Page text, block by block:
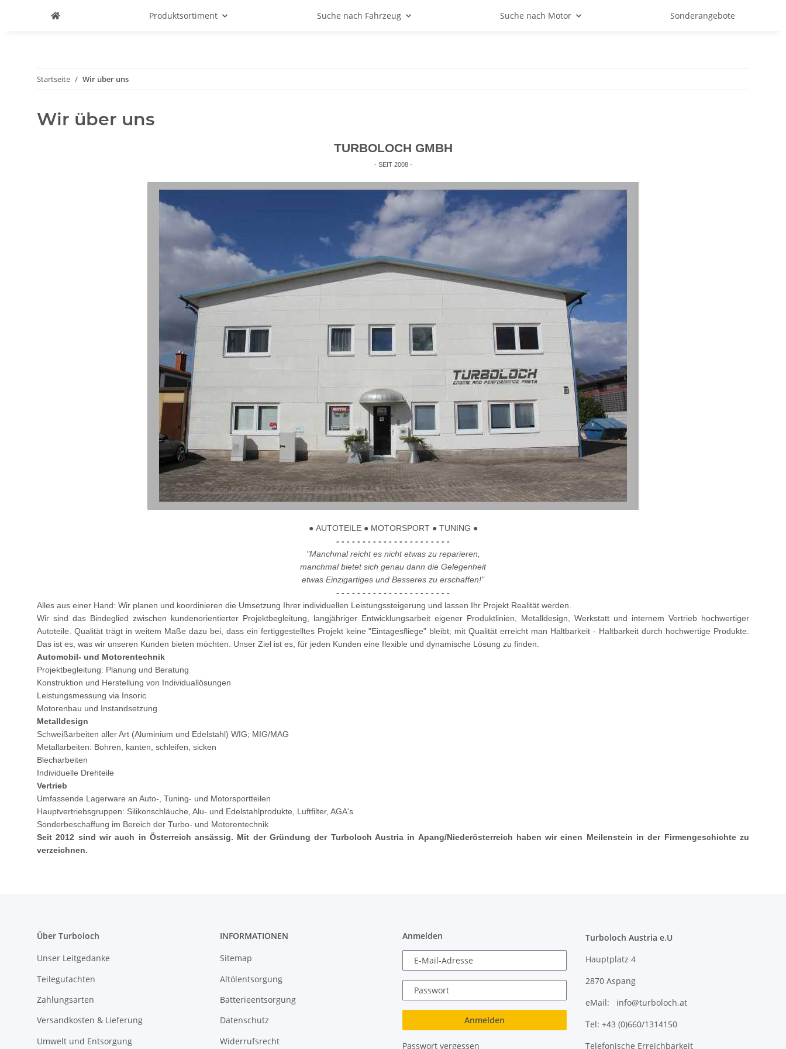
Produktsortiment Suche nach Fahrzeug Suche nach Motor Sonderangebote
Startseite Wir über uns
Wir über uns
TURBOLOCH GMBH
- SEIT 2008 -
● AUTOTEILE ●MOTORSPORT ● TUNING ●
- - - - - - - - - - - - - - - - - - - - - -
"Manchmal reicht es nicht etwas zu reparieren,
manchmal bietet sich genau dann die Gelegenheit
etwas Einzigartiges und Besseres zu erschaffen!"
- - - - - - - - - - - - - - - - - - - - - -
Alles aus einer Hand: Wir planen und koordinieren die Umsetzung Ihrer individuellen Leistungssteigerung und lassen Ihr Projekt Realität werden.
Wir sind das Bindeglied zwischen kundenorientierter Projektbegleitung, langjähriger Entwicklungsarbeit eigener Produktlinien, Metalldesign, Werkstatt und internem Vertrieb hochwertiger
Autoteile. Qualität trägt in weitem Maße dazu bei, dass ein fertiggestelltes Projekt keine "Eintagesfliege" bleibt; mit Qualität erreicht man Haltbarkeit - Haltbarkeit durch hochwertige Produkte.
Das ist es, was wir unseren Kunden bieten möchten. Unser Ziel ist es, für jeden Kunden eine flexible und dynamische Lösung zu finden.
Automobil- und Motorentechnik
Projektbegleitung: Planung und Beratung
Konstruktion und Herstellung von Individuallösungen
Leistungsmessung via Insoric
Motorenbau und Instandsetzung
Metalldesign
Schweißarbeiten aller Art (Aluminium und Edelstahl) WIG; MIG/MAG
Metallarbeiten: Bohren, kanten, schleifen, sicken
Blecharbeiten
Individuelle Drehteile
Vertrieb
Umfassende Lagerware an Auto-, Tuning- und Motorsportteilen
Hauptvertriebsgruppen: Silikonschläuche, Alu- und Edelstahlprodukte, Luftfilter, AGA's
Sonderbeschaffung im Bereich der Turbo- und Motorentechnik
Seit 2012 sind wir auch in Österreich ansässig. Mit der Gründung der Turboloch Austria in Apang/Niederösterreich haben wir einen Meilenstein in der Firmengeschichte zu
verzeichnen.
Über Turboloch
Unser Leitgedanke
Teilegutachten
Zahlungsarten
Versandkosten & Lieferung
Umwelt und Entsorgung
INFORMATIONEN
Sitemap
Altölentsorgung
Batterieentsorgung
Datenschutz
Widerrufsrecht
Anmelden
E-Mail-Adresse
Passwort
Anmelden
Passwort vergessen
Turboloch Austria e.U
Hauptplatz 4
2870 Aspang
eMail: info@turboloch.at
Tel: +43 (0)660/1314150
Telefonische Erreichbarkeit